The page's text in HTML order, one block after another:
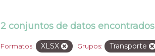
2 conjuntos de datos encontrados
Formatos: XLSX Grupos: Transporte